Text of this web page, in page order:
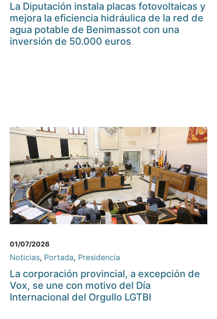
La Diputación instala placas fotovoltaicas y
mejora la eficiencia hidráulica de la red de
agua potable de Benimassot con una
inversión de 50.000 euros
01/07/2026
Noticias, Portada, Presidencia
La corporación provincial, a excepción de
Vox, se une con motivo del Día
Internacional del Orgullo LGTBI